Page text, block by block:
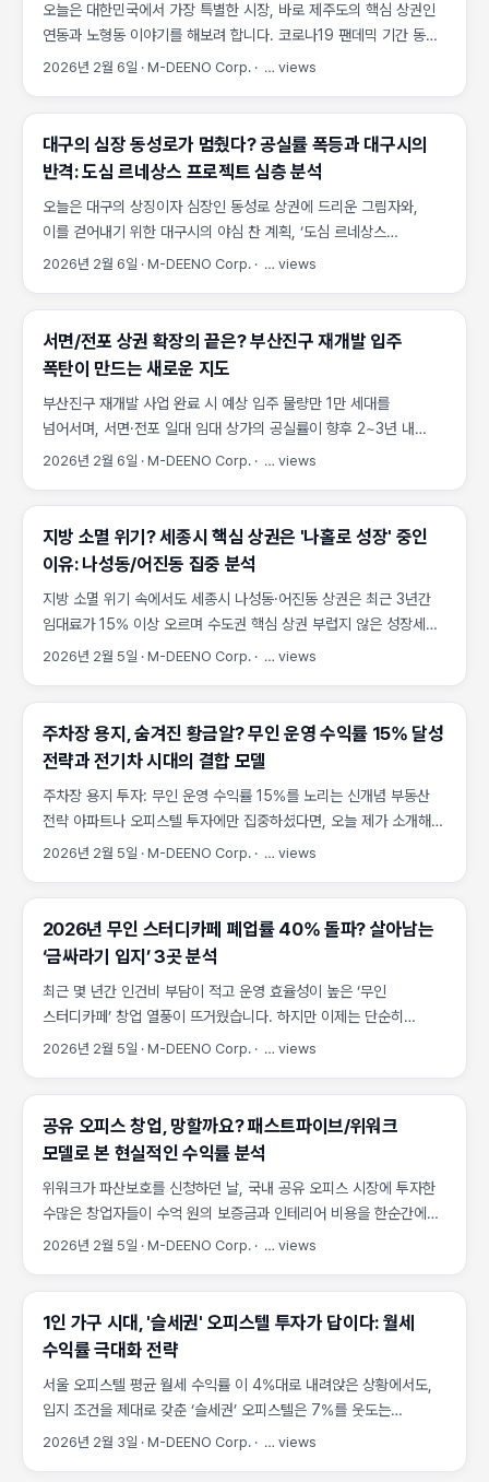
넘어 상권의 배후지를 서울 서북부와 강남권까지 확장하는 역할을
합니다. ...
(Yield)이 낮아지는 경우가 허다합니다. ...
오늘은 대한민국에서 가장 특별한 시장, 바로 제주도의 핵심 상권인
연동과 노형동 이야기를 해보려 합니다. 코로나19 팬데믹 기간 동안
잠시 숨을 죽였던 이 지역이, 최근 중국인 단체 관광객(일명 ‘황금손’)
제주 상권의 심장인가? 제주 국제공항과 가장 가까우면서도 대규모
상업 시설이 밀집된 곳이 바로 연동과 노형동입니다. 흔히 ‘신제주’라
불리는 이 지역은 단순한 주거지를 넘어, 관광과 소비의 중심지
역할을 합니다. 특히 이 두 동네가 주목받는 이유는 면세점과
카지노라는 고부가가치 산업 시설이 집중되어 있기 때문입니다. ...
2026년 2월 6일 · M-DEENO Corp.· … views
대구의 심장 동성로가 멈췄다? 공실률 폭등과 대구시의
반격: 도심 르네상스 프로젝트 심층 분석
오늘은 대구의 상징이자 심장인 동성로 상권에 드리운 그림자와,
이를 걷어내기 위한 대구시의 야심 찬 계획, ‘도심 르네상스
프로젝트’에 대해 깊이 있게 이야기해 보겠습니다. 1. 대구의 ‘대장
(공실률)은 주목할 수준입니다. 한국부동산원의 통계에 따르면,
동성로 상권의 중대형 상가 공실률은 전국 평균을 크게 웃돌며
심각한 위기를 보여주고 있습니다. 한때 발 디딜 틈 없던 이곳이 왜
이렇게 빠르게 쇠퇴하고 있을까요? 1-1. 소비 트렌드의 급격한 변화:
‘몰링족’의 등장 과거에는 동성로가 쇼핑과 만남의 중심지였지만,
이제 소비자들은 한 곳에서 모든 것을 해결하려는 ‘몰링(Malling)’
문화를 선호합니다. 신세계백화점, 현대백화점 등 대형 복합
층의 발길이 이동했습니다. 동성로는 이들과 경쟁할 만한 새로운
매력을 제공하지 못했습니다. ...
2026년 2월 6일 · M-DEENO Corp.· … views
서면/전포 상권 확장의 끝은? 부산진구 재개발 입주
폭탄이 만드는 새로운 지도
부산진구 재개발 사업 완료 시 예상 입주 물량만 1만 세대를
넘어서며, 서면·전포 일대 임대 상가의 공실률이 향후 2~3년 내
30% 이상 급증할 수 있다는 경고가 업계에서 잇따르고 있습니다. 이
매우 중요한 판단 시점임을 느끼고 계실 것입니다. 재개발 입주
부담이 서면·전포 상권 지도를 어떻게 바꿀지, 그 변화 속에서
살아남을 투자 전략이 무엇인지 구체적으로 짚습니다. 1. 전포
카페거리, 포화 상태를 넘어 확장하다 부산진구 서면은 전통적으로
부산 최대의 상업 및 유흥 중심지였습니다. 하지만 2010년대 중반
이후, 서면의 활력이 전포동의 좁은 골목으로 이동하며 ‘전포
카페거리’라는 독특한 상권이 탄생했죠. 개성 있는 카페와 소규모
구역은 임대료가 치솟고 더 이상 새로운 공간을 찾기 어려운 포화
상태에 이르렀습니다. ...
2026년 2월 6일 · M-DEENO Corp.· … views
지방 소멸 위기? 세종시 핵심 상권은 '나홀로 성장' 중인
이유: 나성동/어진동 집중 분석
지방 소멸 위기 속에서도 세종시 나성동·어진동 상권은 최근 3년간
임대료가 15% 이상 오르며 수도권 핵심 상권 부럽지 않은 성장세를
이어가고 있습니다. 지방이라는 이유만으로 세종시를 외면했다가
겁니다. 이 글에서는 세종시가 지방 소멸 흐름에서 유독 예외가 되는
구조적 이유와 나성동·어진동의 투자 가치를 실데이터 중심으로
분석합니다. 1. 세종시, 지방 소멸 위기의 예외 지역인 이유 세종시는
일반적인 지방 도시의 특성과는 완전히 다릅니다. 이 도시의 성장을
견인하는 세 가지 핵심 동력은 다음과 같습니다. ...
2026년 2월 5일 · M-DEENO Corp.· … views
주차장 용지, 숨겨진 황금알? 무인 운영 수익률 15% 달성
전략과 전기차 시대의 결합 모델
주차장 용지 투자: 무인 운영 수익률 15%를 노리는 신개념 부동산
전략 아파트나 오피스텔 투자에만 집중하셨다면, 오늘 제가 소개해
드릴 ‘주차장 용지 투자’는 분명 새로운 시야를 열어줄 것입니다.
무인 시스템과 전기차 충전소라는 미래 인프라가 결합하면서,
안정적인 현금 흐름을 창출하는 매력적인 투자처로 변모하고
있습니다. 1. 왜 지금 주차장 용지에 주목해야 하는가? 도심의
주거 밀집 지역이나 상업 지구는 주차난이 심각합니다. 주차장 용지
투자의 가장 큰 장점은 다음과 같습니다. ...
2026년 2월 5일 · M-DEENO Corp.· … views
2026년 무인 스터디카페 폐업률 40% 돌파? 살아남는
‘금싸라기 입지’ 3곳 분석
최근 몇 년간 인건비 부담이 적고 운영 효율성이 높은 ‘무인
스터디카페’ 창업 열풍이 뜨거웠습니다. 하지만 이제는 단순히
‘무인’이라는 타이틀만으로는 성공을 보장할 수 없는 포화 상태에
해도 과언이 아닙니다. 특히 2026년 이후 시장 재편기에 살아남기
위한 핵심 입지 선정 노하우와 실제 아파트 단지 분석을 통해 성공
전략을 제시해 드립니다. 1. 2026년 폐업률 데이터: 시장의 냉정한
현실 무인 스터디카페 시장은 2023년 정점을 찍고 현재 포화 상태로
진입했습니다. 신규 창업은 꾸준하지만, 수요 대비 공급이
과도해지면서 경쟁이 치열해지고 있습니다. ...
2026년 2월 5일 · M-DEENO Corp.· … views
공유 오피스 창업, 망할까요? 패스트파이브/위워크
모델로 본 현실적인 수익률 분석
위워크가 파산보호를 신청하던 날, 국내 공유 오피스 시장에 투자한
수많은 창업자들이 수억 원의 보증금과 인테리어 비용을 한순간에
날렸습니다. 그럼에도 패스트파이브는 흑자를 내고 있다는 사실, 왜
적지 않으실 겁니다. 이 글에서는 공유 오피스 창업 의 손익분기점과
실제 수익률 구조를 모델별로 해부하고, 지금 시장에서 살아남는
운영 전략을 짚어드립니다. 1. 공유 오피스, 왜 매력적인가? 공유
오피스 사업의 핵심은 **‘공간의 재판매(Resale of Space)’**
입니다. 큰 공간을 장기 임차하여 작은 단위로 쪼개어 단기
임대함으로써, 단위 면적당 수익을 극대화하는 모델이죠. ...
2026년 2월 5일 · M-DEENO Corp.· … views
1인 가구 시대, '슬세권' 오피스텔 투자가 답이다: 월세
수익률 극대화 전략
서울 오피스텔 평균 월세 수익률 이 4%대로 내려앉은 상황에서도,
입지 조건을 제대로 갖춘 ‘슬세권’ 오피스텔은 7%를 웃도는
수익률로 1인 가구 임차 수요를 독식하고 있습니다. 은퇴 후 안정적인
2026년 2월 3일 · M-DEENO Corp.· … views